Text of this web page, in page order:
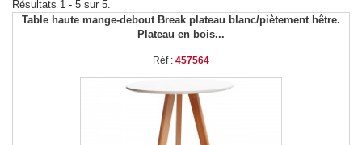
Résultats 1 - 5 sur 5.
Table haute mange-debout Break plateau blanc/piètement hêtre.
Plateau en bois...
Réf : 457564